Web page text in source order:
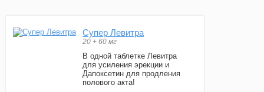
Супер Левитра
20 + 60 мг
В одной таблетке Левитра
для усиления эрекции и
Дапоксетин для продления
полового акта!